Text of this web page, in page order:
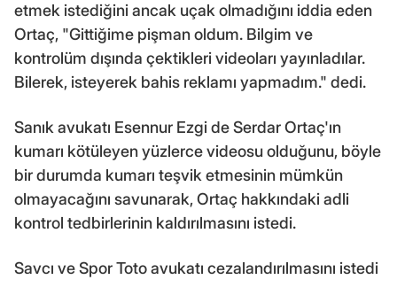
etmek istediğini ancak uçak olmadığını iddia eden
Ortaç, "Gittiğime pişman oldum. Bilgim ve
kontrolüm dışında çektikleri videoları yayınladılar.
Bilerek, isteyerek bahis reklamı yapmadım." dedi.
Sanık avukatı Esennur Ezgi de Serdar Ortaç'ın
kumarı kötüleyen yüzlerce videosu olduğunu, böyle
bir durumda kumarı teşvik etmesinin mümkün
olmayacağını savunarak, Ortaç hakkındaki adli
kontrol tedbirlerinin kaldırılmasını istedi.
Savcı ve Spor Toto avukatı cezalandırılmasını istedi